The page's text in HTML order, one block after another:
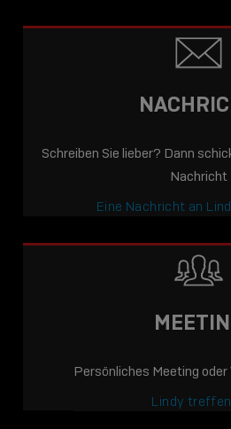
Schreiben Sie lieber? Dann
Nachricht
Eine Nachricht an
Persönliches Meeting
Lindy treffen